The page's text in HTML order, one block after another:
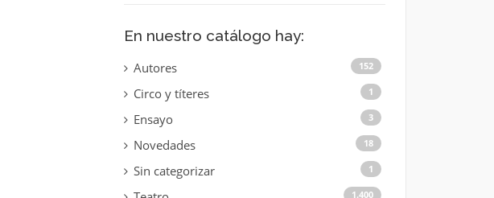
En nuestro catálogo hay:
Autores 152
Circo y títeres 1
Ensayo 3
Novedades 18
Sin categorizar 1
1.400